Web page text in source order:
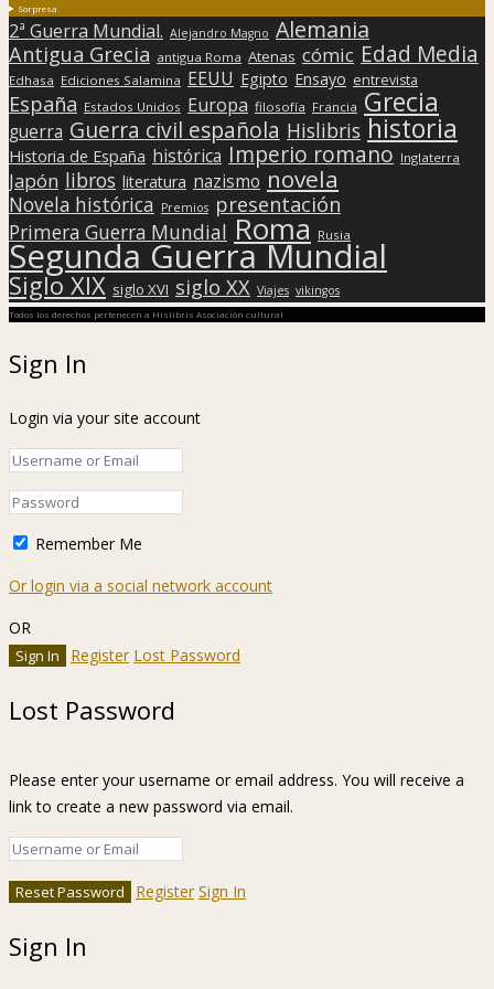
Sorpresa
2ª Guerra Mundial. Alejandro Magno Alemania
Antigua Grecia antigua Roma Atenas cómic Edad Media
Edhasa Ediciones Salamina EEUU Egipto Ensayo entrevista
España Estados Unidos Europa filosofía Francia Grecia
guerra Guerra civil española Hislibris historia
Historia de España histórica Imperio romano Inglaterra
Japón libros literatura nazismo novela
Novela histórica Premios presentación
Primera Guerra Mundial Roma Rusia
Segunda Guerra Mundial
Siglo XIX siglo XVI siglo XX Viajes vikingos
Todos los derechos pertenecen a Hislibris Asociación cultural
Sign In
Login via your site account
Remember Me
Or login via a social network account
OR
Register Lost Password
Lost Password
Please enter your username or email address. You will receive a
link to create a new password via email.
Register Sign In
Sign In